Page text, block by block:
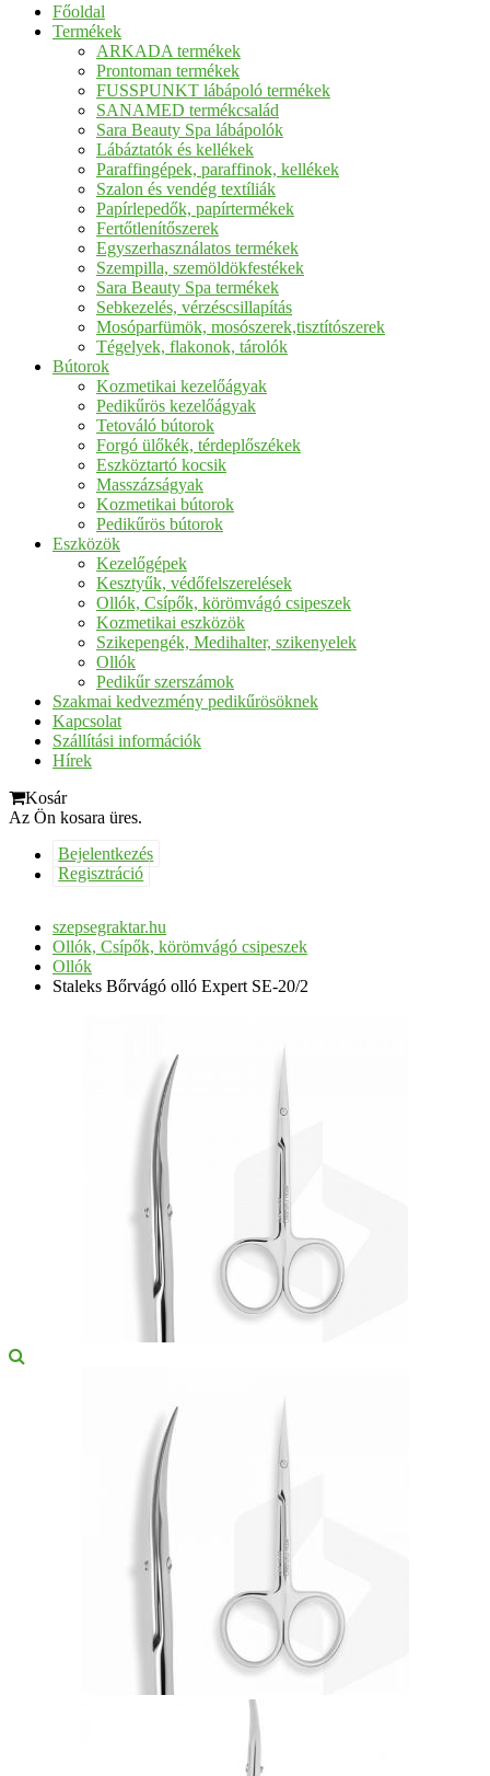
Főoldal
Termékek
ARKADA termékek
Prontoman termékek
FUSSPUNKT lábápoló termékek
SANAMED termékcsalád
Sara Beauty Spa lábápolók
Lábáztatók és kellékek
Paraffingépek, paraffinok, kellékek
Szalon és vendég textíliák
Papírlepedők, papírtermékek
Fertőtlenítőszerek
Egyszerhasználatos termékek
Szempilla, szemöldökfestékek
Sara Beauty Spa termékek
Sebkezelés, vérzéscsillapítás
Mosóparfümök, mosószerek,tisztítószerek
Tégelyek, flakonok, tárolók
Bútorok
Kozmetikai kezelőágyak
Pedikűrös kezelőágyak
Tetováló bútorok
Forgó ülőkék, térdeplőszékek
Eszköztartó kocsik
Masszázságyak
Kozmetikai bútorok
Pedikűrös bútorok
Eszközök
Kezelőgépek
Kesztyűk, védőfelszerelések
Ollók, Csípők, körömvágó csipeszek
Kozmetikai eszközök
Szikepengék, Medihalter, szikenyelek
Ollók
Pedikűr szerszámok
Szakmai kedvezmény pedikűrösöknek
Kapcsolat
Szállítási információk
Hírek
Kosár
Az Ön kosara üres.
Bejelentkezés
Regisztráció
szepsegraktar.hu
Ollók, Csípők, körömvágó csipeszek
Ollók
Staleks Bőrvágó olló Expert SE-20/2